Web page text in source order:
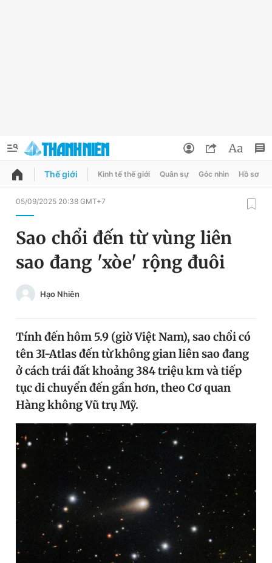
QUẢNG CÁO
Chuyên mục
Chuyên mục khác
Tin thị trường Tin 360
Video Magazine
Sản phẩm khác
Tiện ích Bạn cần biết
Thông tin tòa soạn Liên hệ quảng cáo
Đổi mật khẩu
Tin đã lưu
Tin đã xem
Đăng xuất
Thế giới Kinh tế thế giới Quân sự Góc nhìn Hồ sơ
05/09/2025 20:38 GMT+7
Sao chổi đến từ vùng liên
sao đang 'xòe' rộng đuôi
Hạo Nhiên
Tính đến hôm 5.9 (giờ Việt Nam), sao chổi có
tên 3I-Atlas đến từ không gian liên sao đang
ở cách trái đất khoảng 384 triệu km và tiếp
tục di chuyển đến gần hơn, theo Cơ quan
Hàng không Vũ trụ Mỹ.